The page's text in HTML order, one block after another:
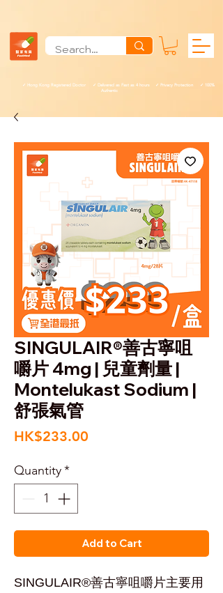
✓ Hong Kong Registered Doctor ✓ Delivered as Fast as 4 hours ✓ Privacy Protection ✓ 100%
Authentic
SINGULAIR®善古寧咀
嚼片 4mg | 兒童劑量 |
Montelukast Sodium |
舒張氣管
HK$233.00
Quantity*
Add to Cart
SINGULAIR®善古寧咀嚼片主要用